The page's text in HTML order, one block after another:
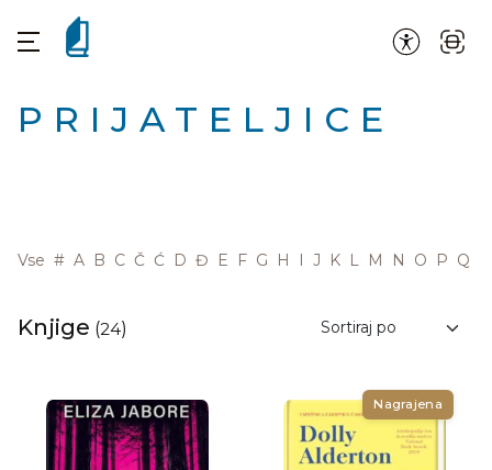
PRIJATELJICE
Vse # A B C Č Ć D Đ E F G H I J K L M N O P Q
Knjige (24)
Nagrajena